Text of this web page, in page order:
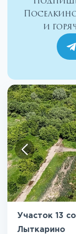
и
Участок 13
Лыткарино